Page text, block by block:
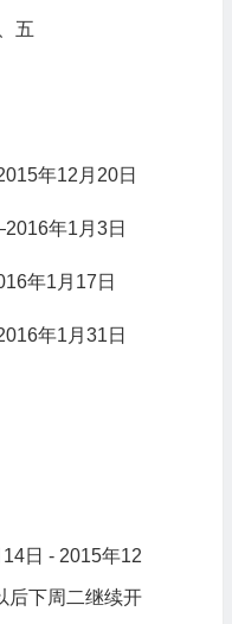
五
年12月20日
年1月3日
年1月17日
年1月31日
日 - 2015年12
后下周二继续开